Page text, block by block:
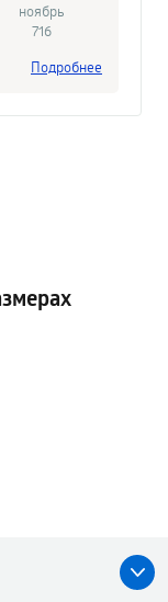
ноябрь
716
Подробнее